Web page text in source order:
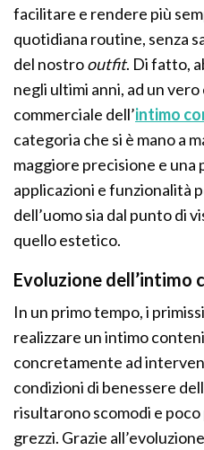
facilitare e rendere più
quotidiana routine, senza
del nostrooutfit. Di fatto,
negli ultimi anni, ad un
commerciale dell’intimo
categoria che si è mano a
maggiore precisione e una
applicazioni e funzionalità
dell’uomo sia dal punto di
quello estetico.
Evoluzione dell’intimo
In un primo tempo, i
realizzare un intimo
concretamente ad
condizioni di benessere
risultarono scomodi e
grezzi. Grazie